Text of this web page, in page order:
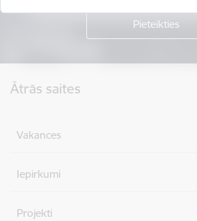
Ātrās saites
Vakances
Iepirkumi
Projekti